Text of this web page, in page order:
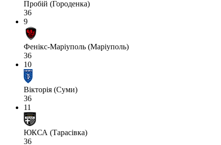
Пробій (Городенка)
36
9
Фенікс-Маріуполь (Маріуполь)
36
10
Вікторія (Суми)
36
11
ЮКСА (Тарасівка)
36